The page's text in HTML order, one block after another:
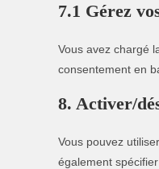
7.1 Gérez
Vous avez chargé
consentement en
8. Activer/
Vous pouvez
également